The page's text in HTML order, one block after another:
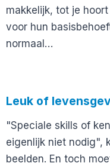
makkelijk, tot je
voor hun
normaal…
Leuk of
"Speciale skills of
eigenlijk niet nodig",
beelden. En toch